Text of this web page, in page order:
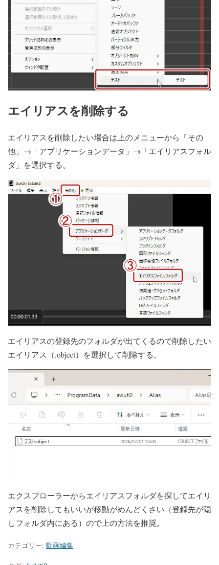
エイリアスを削除する
エイリアスを削除したい場合は上のメニューから「その
他」→「アプリケーションデータ」→「エイリアスフォル
ダ」を選択する。
エイリアスの登録先のフォルダが出てくるので削除したい
エイリアス（.object）を選択して削除する。
エクスプローラーからエイリアスフォルダを探してエイリ
アスを削除してもいいが移動がめんどくさい（登録先が隠
しフォルダ内にある）ので上の方法を推奨。
カテゴリー: 動画編集